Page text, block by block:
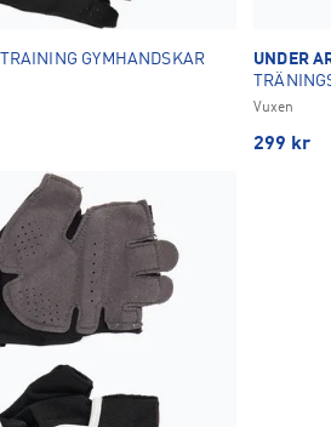
TRAINING GYMHANDSKAR UNDER
Vuxen
299 kr